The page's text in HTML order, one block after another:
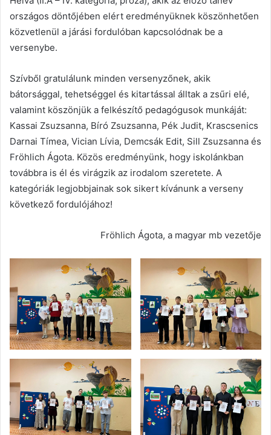
országos döntőjében elért eredményüknek köszönhetően
közvetlenül a járási fordulóban kapcsolódnak be a
versenybe.
Szívből gratulálunk minden versenyzőnek, akik
bátorsággal, tehetséggel és kitartással álltak a zsűri elé,
valamint köszönjük a felkészítő pedagógusok munkáját:
Kassai Zsuzsanna, Bíró Zsuzsanna, Pék Judit, Krascsenics
Darnai Tímea, Vician Lívia, Demcsák Edit, Sill Zsuzsanna és
Fröhlich Ágota. Közös eredményünk, hogy iskolánkban
továbbra is él és virágzik az irodalom szeretete. A
kategóriák legjobbjainak sok sikert kívánunk a verseny
következő fordulójához!
Fröhlich Ágota, a magyar mb vezetője